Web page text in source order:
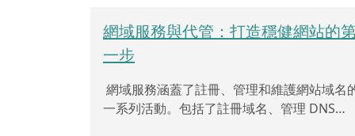
網域服務與代管：打造穩健網站的第
一步
網域服務涵蓋了註冊、管理和維護網站域名
一系列活動。包括了註冊域名、管理 DNS